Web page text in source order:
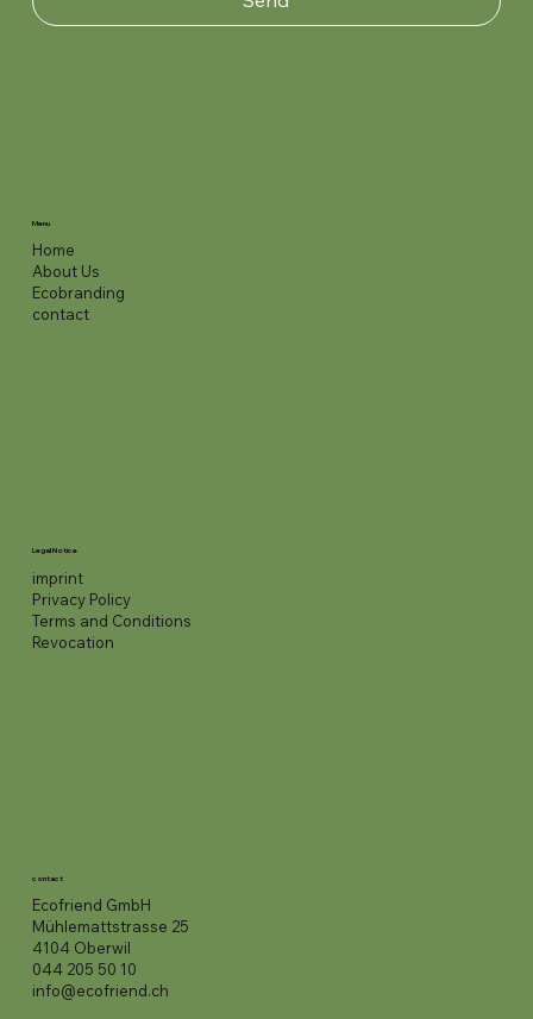
Menu
Home
About Us
Ecobranding
contact
Legal Notice
imprint
Privacy Policy
Terms and Conditions
Revocation
contact
Ecofriend GmbH
Mühlemattstrasse 25
4104 Oberwil
044 205 50 10
info@ecofriend.ch